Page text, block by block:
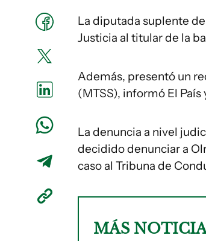
La diputada suplente
Justicia al titular de la
Además, presentó un
(MTSS), informó El
La denuncia a nivel
decidido denunciar a
caso al Tribuna de
MÁS